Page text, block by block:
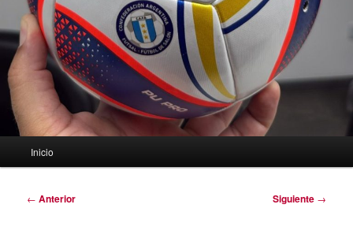
Inicio
Navegación
← Anterior Siguiente →